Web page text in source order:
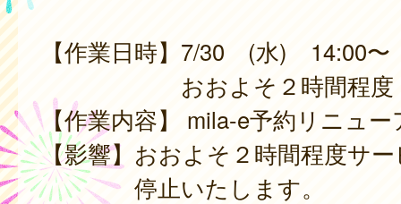
【作業日時】7/30 (水) 14:00〜
おおよそ２時間程度
【作業内容】 mila-e予約リニュー
【影響】おおよそ２時間程度サ
停止いたします。